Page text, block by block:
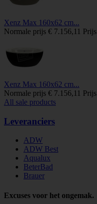
Xenz Max 160x62 cm...
Normale prijs € 7.156,11 Prijs
Xenz Max 160x62 cm...
Normale prijs € 7.156,11 Prijs
All sale products
Leveranciers
ADW
ADW Best
Aqualux
BeterBad
Brauer
Excuses voor het ongemak.